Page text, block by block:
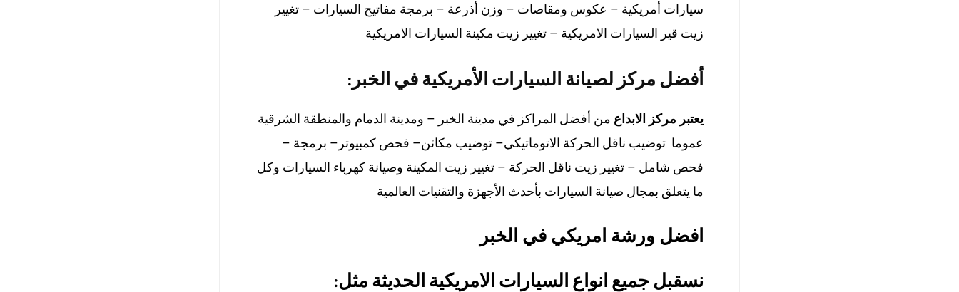
سيارات أمريكية – عكوس ومقاصات – وزن أذرعة – برمجة مفاتيح السيارات – تغيير
زيت قير السيارات الامريكية – تغيير زيت مكينة السيارات الامريكية
أفضل مركز لصيانة السيارات الأمريكية في الخبر :
يعتبر مركز الابداع من أفضل المراكز في مدينة الخبر – ومدينة الدمام والمنطقة الشرقية
عموما توضيب ناقل الحركة الاتوماتيكي– توضيب مكائن– فحص كمبيوتر– برمجة –
فحص شامل – تغيير زيت ناقل الحركة – تغيير زيت المكينة وصيانة كهرباء السيارات وكل
ما يتعلق بمجال صيانة السيارات بأحدث الأجهزة والتقنيات العالمية
افضل ورشة امريكي في الخبر
نسقبل جميع انواع السيارات الامريكية الحديثة مثل: